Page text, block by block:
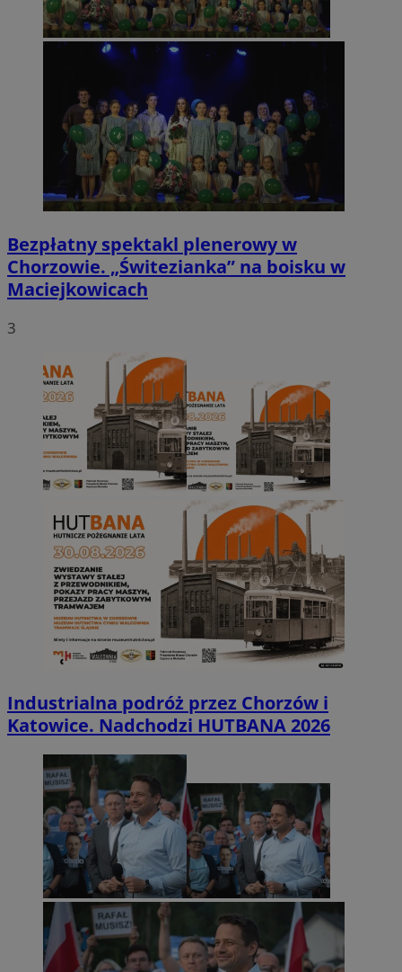
Bezpłatny spektakl plenerowy w
Chorzowie. „Świtezianka” na boisku w
Maciejkowicach
3
Industrialna podróż przez Chorzów i
Katowice. Nadchodzi HUTBANA 2026